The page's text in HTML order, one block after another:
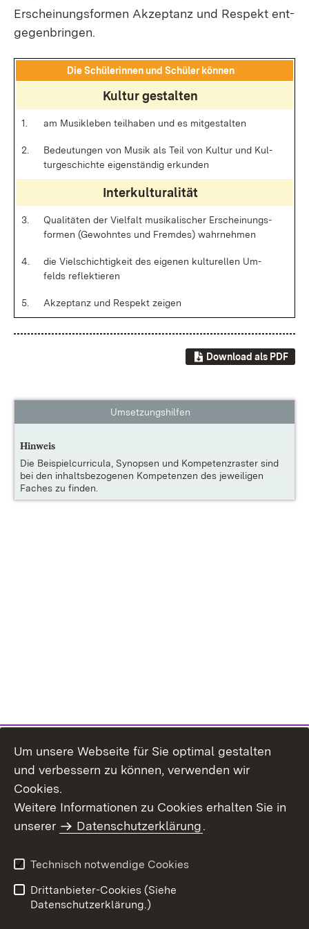
Er­schei­nungs­for­men Ak­zep­tanz und Re­spekt ent­
ge­gen­brin­gen.
Die Schü­le­rin­nen und Schü­ler kön­nen
Kul­tur ge­stal­ten
1. am Mu­sik­le­ben teil­ha­ben und es mit­ge­stal­ten
2.
Be­deu­tun­gen von Mu­sik als Teil von Kul­tur und Kul­
tur­ge­schich­te ei­gen­stän­dig er­kun­den
In­ter­kul­tu­ra­li­tät
3.
Qua­li­tä­ten der Viel­falt mu­si­ka­li­scher Er­schei­nungs­
for­men (Ge­wohn­tes und Frem­des) wahr­neh­men
4.
die Viel­schich­tig­keit des ei­ge­nen kul­tu­rel­len Um­
felds re­flek­tie­ren
5. Ak­zep­tanz und Re­spekt zei­gen
Download als PDF
Umsetzungshilfen
Hinweis
Die Beispielcurricula, Synopsen und Kompetenzraster sind
bei den inhaltsbezogenen Kompetenzen des jeweiligen
Faches zu finden.
Um unsere Webseite für Sie optimal gestalten
und verbessern zu können, verwenden wir
Cookies.
Weitere Informationen zu Cookies erhalten Sie in
unserer
Datenschutzerklärung.
Technisch notwendige Cookies
Drittanbieter-Cookies (Siehe
Datenschutzerklärung.)